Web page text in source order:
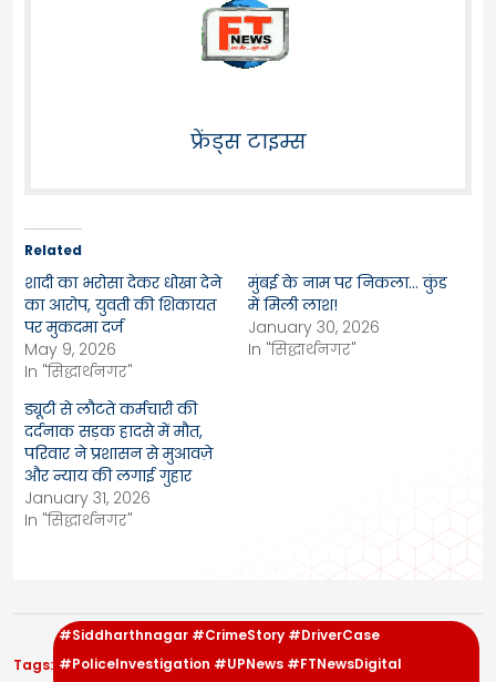
फ्रेंड्स टाइम्स
Related
शादी का भरोसा देकर धोखा देने
का आरोप, युवती की शिकायत
पर मुकदमा दर्ज
May 9, 2026
In "सिद्धार्थनगर"
मुंबई के नाम पर निकला… कुंड
में मिली लाश!
January 30, 2026
In "सिद्धार्थनगर"
ड्यूटी से लौटते कर्मचारी की
दर्दनाक सड़क हादसे में मौत,
परिवार ने प्रशासन से मुआवज़े
और न्याय की लगाई गुहार
January 31, 2026
In "सिद्धार्थनगर"
Tags:
#Siddharthnagar #CrimeStory #DriverCase
#PoliceInvestigation #UPNews #FTNewsDigital